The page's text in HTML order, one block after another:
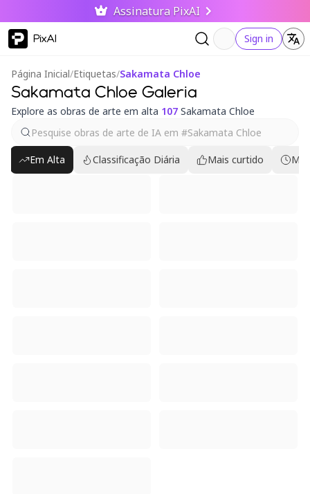
Assinatura PixAI
PixAI Sign in
Página Inicial/Etiquetas/Sakamata Chloe
Sakamata Chloe Galeria
Explore as obras de arte em alta 107 Sakamata Chloe
Em Alta Classificação Diária Mais curtido